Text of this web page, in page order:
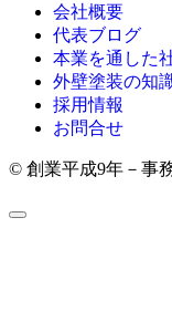
会社概要
代表ブログ
本業を通した
外壁塗装の知
採用情報
お問合せ
© 創業平成9年－事